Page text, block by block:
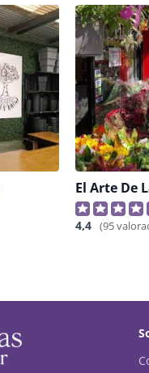
El Arte De
4,4 (95